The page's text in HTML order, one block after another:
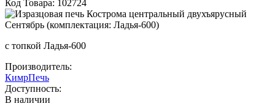
Код Товара: 102724
с топкой Ладья-600
Производитель:
КимрПечь
Доступность:
В наличии